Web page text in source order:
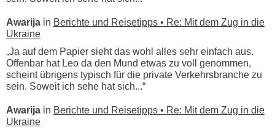
Awarija in Berichte und Reisetipps • Re: Mit dem Zug in die
Ukraine
„Ja auf dem Papier sieht das wohl alles sehr einfach aus.
Offenbar hat Leo da den Mund etwas zu voll genommen,
scheint übrigens typisch für die private Verkehrsbranche zu
sein. Soweit ich sehe hat sich...“
Awarija in Berichte und Reisetipps • Re: Mit dem Zug in die
Ukraine